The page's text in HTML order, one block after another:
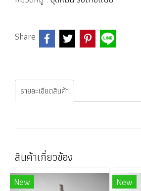
Share
รายละเอียดสินค้า
สินค้าเกี่ยวข้อง
New New